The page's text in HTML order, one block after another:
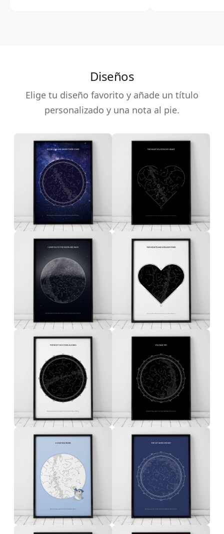
Diseños
Elige tu diseño favorito y añade un título
personalizado y una nota al pie.